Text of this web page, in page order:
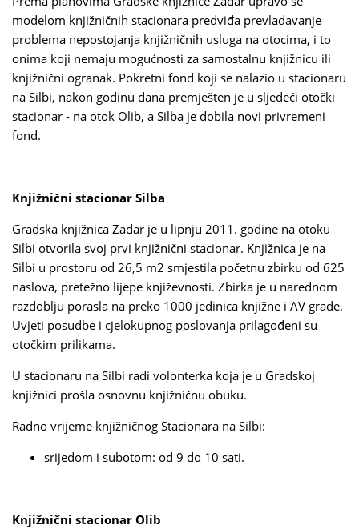
modelom knjižničnih stacionara predviđa prevladavanje
problema nepostojanja knjižničnih usluga na otocima, i to
onima koji nemaju mogućnosti za samostalnu knjižnicu ili
knjižnični ogranak. Pokretni fond koji se nalazio u stacionaru
na Silbi, nakon godinu dana premješten je u sljedeći otočki
stacionar - na otok Olib, a Silba je dobila novi privremeni
fond.
Knjižnični stacionar Silba
Gradska knjižnica Zadar je u lipnju 2011. godine na otoku
Silbi otvorila svoj prvi knjižnični stacionar. Knjižnica je na
Silbi u prostoru od 26,5 m2 smjestila početnu zbirku od 625
naslova, pretežno lijepe književnosti. Zbirka je u narednom
razdoblju porasla na preko 1000 jedinica knjižne i AV građe.
Uvjeti posudbe i cjelokupnog poslovanja prilagođeni su
otočkim prilikama.
U stacionaru na Silbi radi volonterka koja je u Gradskoj
knjižnici prošla osnovnu knjižničnu obuku.
Radno vrijeme knjižničnog Stacionara na Silbi:
srijedom i subotom: od 9 do 10 sati.
Knjižnični stacionar Olib